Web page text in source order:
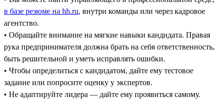
в базе резюме на hh.ru, внутри команды или через кадровое
агентство.
• Обращайте внимание на мягкие навыки кандидата. Правая
рука предпринимателя должна брать на себя ответственность,
быть решительной и уметь исправлять ошибки.
• Чтобы определиться с кандидатом, дайте ему тестовое
задание или попросите оценку у экспертов.
• Не адаптируйте лидера — дайте ему проявиться самому.